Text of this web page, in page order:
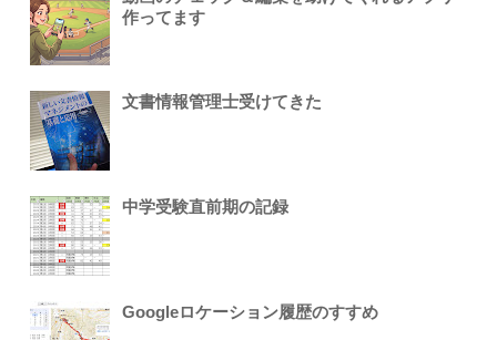
作ってます
文書情報管理士受けてきた
中学受験直前期の記録
Googleロケーション履歴のすすめ